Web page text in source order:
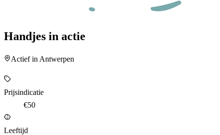
Handjes in actie
Actief in Antwerpen
Prijsindicatie
€50
Leeftijd